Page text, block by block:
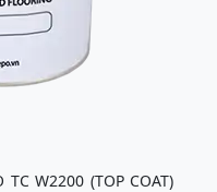
W2200 (TOP COAT)